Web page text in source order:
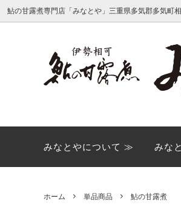
鮎の甘露煮専門店「みなとや」三重県多気郡多気町
価格から探す
せ
みなとやについて ≫ みな
ホーム 単品商品 鮎の甘露煮